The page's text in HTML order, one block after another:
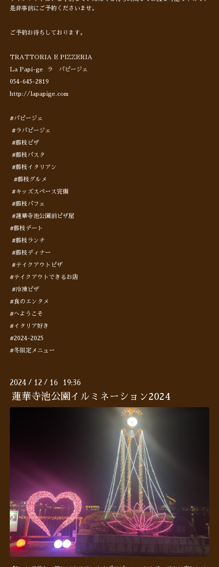
是非事前にご予約くださいませ。
ご予約お待ちしております。
TRATTORIA E PIZZERIA
La Papi-ge ラ パピージェ
054-645-2819
http://lapapige.com
#パピージェ
#ラパピージェ
#藤枝ピザ
#藤枝パスタ
#藤枝イタリアン
#藤枝グルメ
#キッズスペース完備
#藤枝パフェ
#蓮華寺池公園前ピザ屋
#藤枝デート
#藤枝ランチ
#藤枝ディナー
#テイクアウトピザ
#テイクアウトできるお店
#冷凍ピザ
#食のエンタメ
#へようこそ
#イタリア好き
#2024-2025
#冬限定メニュー
2024 / 12 / 16 19:36
蓮華寺池公園イルミネーション2024